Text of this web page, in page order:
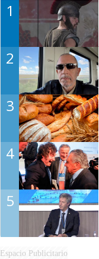
1
2
3
4
5
Espacio Publicitario